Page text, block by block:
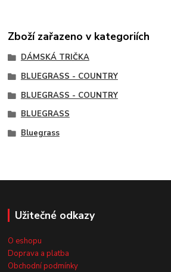
Zboží zařazeno v kategoriích
DÁMSKÁ TRIČKA
BLUEGRASS - COUNTRY
BLUEGRASS - COUNTRY
BLUEGRASS
Bluegrass
Užitečné odkazy
O eshopu
Doprava a platba
Obchodní podmínky